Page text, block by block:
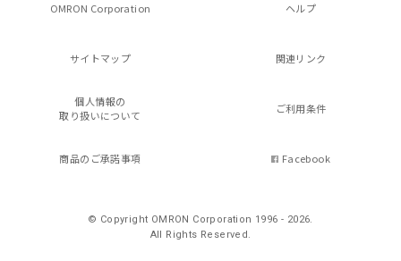
OMRON Corporation ヘルプ
サイトマップ 関連リンク
個人情報の
取り扱いについて
ご利用条件
商品のご承諾事項 Facebook
© Copyright OMRON Corporation 1996 - 2026.
All Rights Reserved.